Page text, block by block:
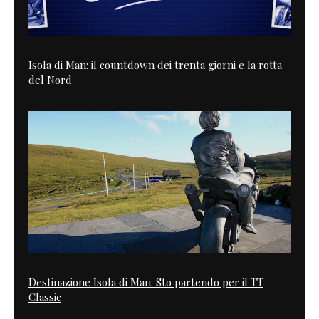
Isola di Man: il countdown dei trenta giorni e la rotta
del Nord
Destinazione Isola di Man: Sto partendo per il TT
Classic